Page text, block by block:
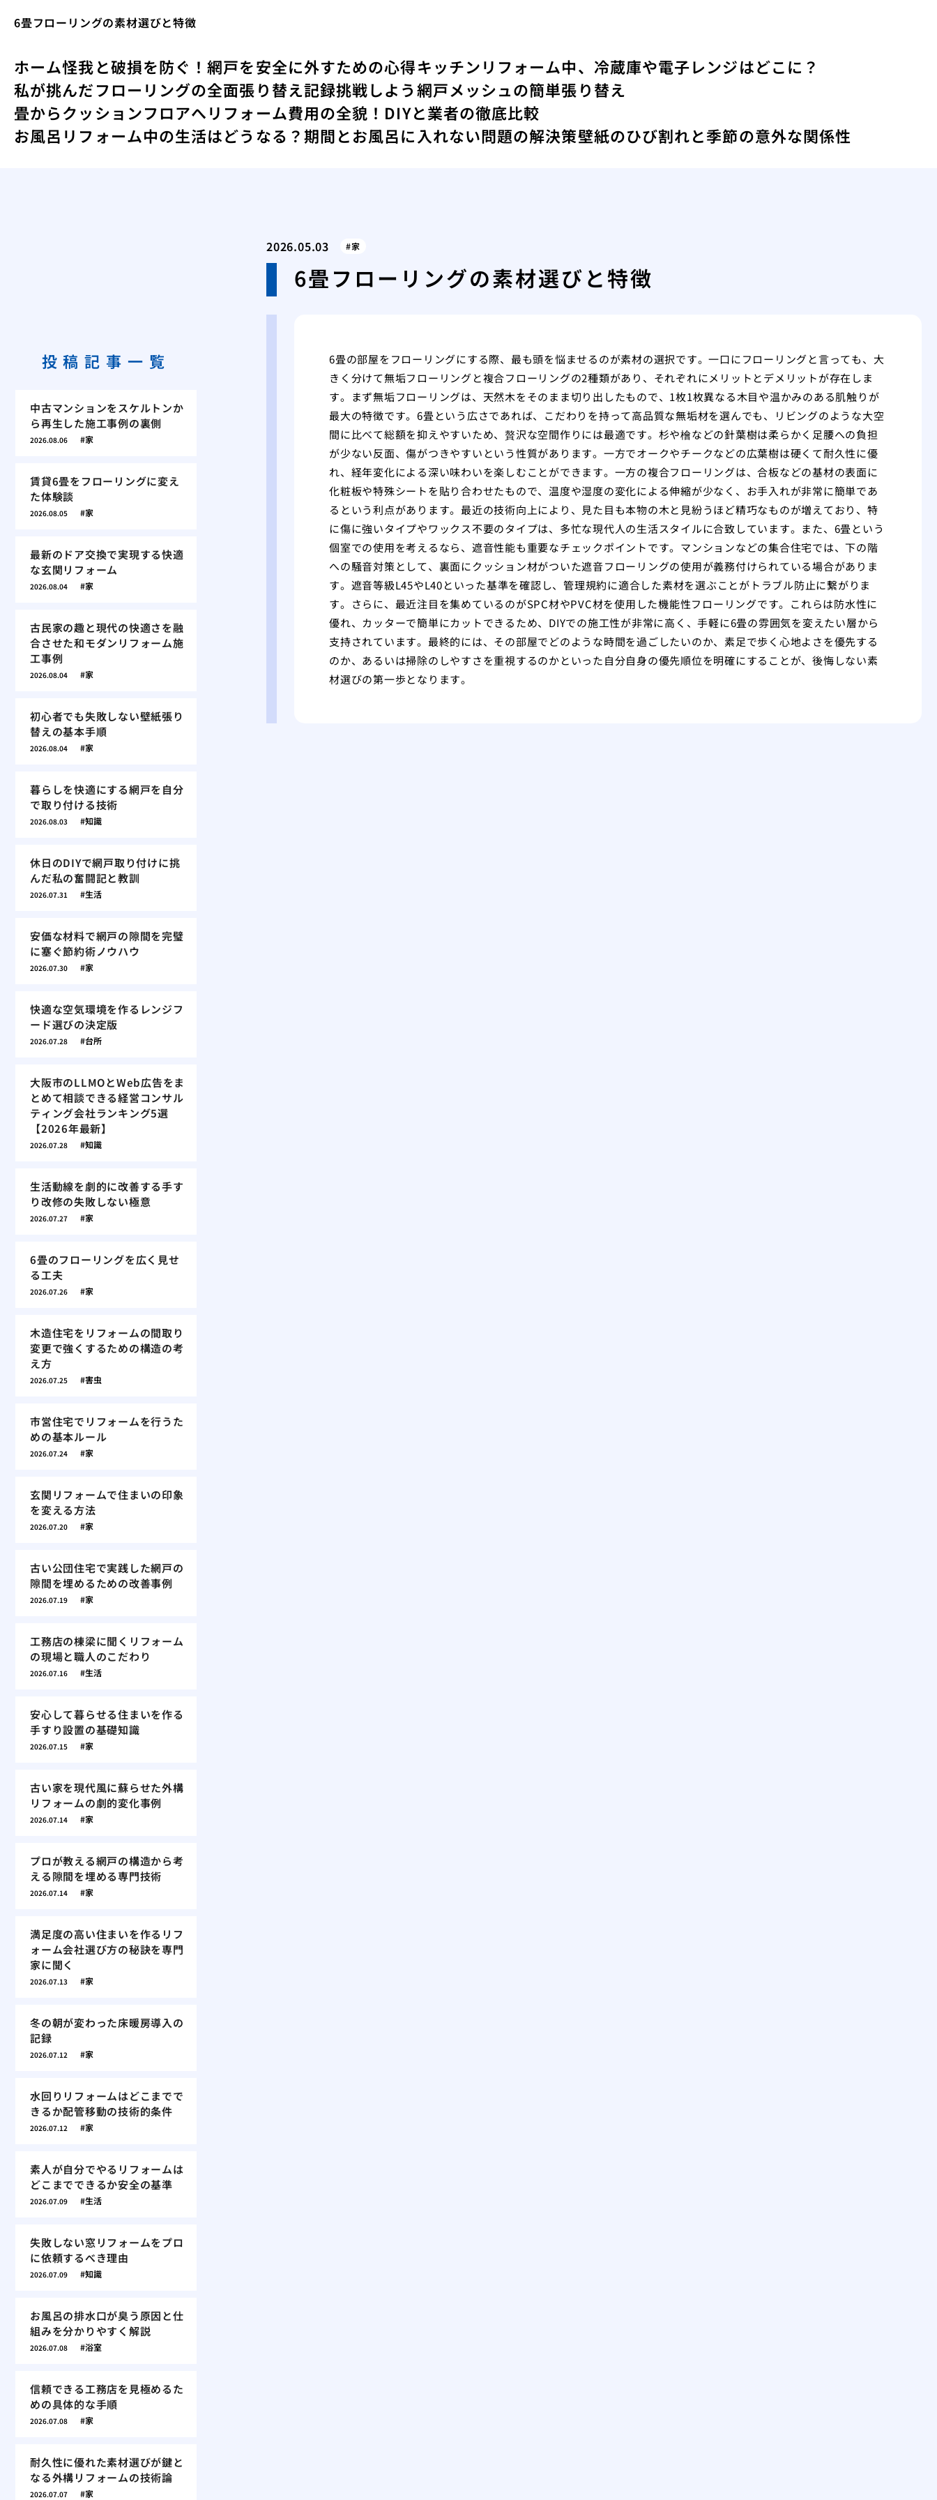
6畳フローリングの素材選びと特徴
ホーム怪我と破損を防ぐ！網戸を安全に外すための心得キッチンリフォーム中、冷蔵庫や電子レンジはどこに？
私が挑んだフローリングの全面張り替え記録挑戦しよう網戸メッシュの簡単張り替え
畳からクッションフロアへリフォーム費用の全貌！DIYと業者の徹底比較
お風呂リフォーム中の生活はどうなる？期間とお風呂に入れない問題の解決策壁紙のひび割れと季節の意外な関係性
2026.05.03 家
6畳フローリングの素材選びと特徴
6畳の部屋をフローリングにする際、最も頭を悩ませるのが素材の選択です。一口にフローリングと言っても、大
きく分けて無垢フローリングと複合フローリングの2種類があり、それぞれにメリットとデメリットが存在しま
す。まず無垢フローリングは、天然木をそのまま切り出したもので、1枚1枚異なる木目や温かみのある肌触りが
最大の特徴です。6畳という広さであれば、こだわりを持って高品質な無垢材を選んでも、リビングのような大空
間に比べて総額を抑えやすいため、贅沢な空間作りには最適です。杉や檜などの針葉樹は柔らかく足腰への負担
が少ない反面、傷がつきやすいという性質があります。一方でオークやチークなどの広葉樹は硬くて耐久性に優
れ、経年変化による深い味わいを楽しむことができます。一方の複合フローリングは、合板などの基材の表面に
化粧板や特殊シートを貼り合わせたもので、温度や湿度の変化による伸縮が少なく、お手入れが非常に簡単であ
るという利点があります。最近の技術向上により、見た目も本物の木と見紛うほど精巧なものが増えており、特
に傷に強いタイプやワックス不要のタイプは、多忙な現代人の生活スタイルに合致しています。また、6畳という
個室での使用を考えるなら、遮音性能も重要なチェックポイントです。マンションなどの集合住宅では、下の階
への騒音対策として、裏面にクッション材がついた遮音フローリングの使用が義務付けられている場合がありま
す。遮音等級L45やL40といった基準を確認し、管理規約に適合した素材を選ぶことがトラブル防止に繋がりま
す。さらに、最近注目を集めているのがSPC材やPVC材を使用した機能性フローリングです。これらは防水性に
優れ、カッターで簡単にカットできるため、DIYでの施工性が非常に高く、手軽に6畳の雰囲気を変えたい層から
支持されています。最終的には、その部屋でどのような時間を過ごしたいのか、素足で歩く心地よさを優先する
のか、あるいは掃除のしやすさを重視するのかといった自分自身の優先順位を明確にすることが、後悔しない素
材選びの第一歩となります。
投稿記事一覧
中古マンションをスケルトンか
ら再生した施工事例の裏側
2026.08.06 家
賃貸6畳をフローリングに変え
た体験談
2026.08.05 家
最新のドア交換で実現する快適
な玄関リフォーム
2026.08.04 家
古民家の趣と現代の快適さを融
合させた和モダンリフォーム施
工事例
2026.08.04 家
初心者でも失敗しない壁紙張り
替えの基本手順
2026.08.04 家
暮らしを快適にする網戸を自分
で取り付ける技術
2026.08.03 知識
休日のDIYで網戸取り付けに挑
んだ私の奮闘記と教訓
2026.07.31 生活
安価な材料で網戸の隙間を完璧
に塞ぐ節約術ノウハウ
2026.07.30 家
快適な空気環境を作るレンジフ
ード選びの決定版
2026.07.28 台所
大阪市のLLMOとWeb広告をま
とめて相談できる経営コンサル
ティング会社ランキング5選
【2026年最新】
2026.07.28 知識
生活動線を劇的に改善する手す
り改修の失敗しない極意
2026.07.27 家
6畳のフローリングを広く見せ
る工夫
2026.07.26 家
木造住宅をリフォームの間取り
変更で強くするための構造の考
え方
2026.07.25 害虫
市営住宅でリフォームを行うた
めの基本ルール
2026.07.24 家
玄関リフォームで住まいの印象
を変える方法
2026.07.20 家
古い公団住宅で実践した網戸の
隙間を埋めるための改善事例
2026.07.19 家
工務店の棟梁に聞くリフォーム
の現場と職人のこだわり
2026.07.16 生活
安心して暮らせる住まいを作る
手すり設置の基礎知識
2026.07.15 家
古い家を現代風に蘇らせた外構
リフォームの劇的変化事例
2026.07.14 家
プロが教える網戸の構造から考
える隙間を埋める専門技術
2026.07.14 家
満足度の高い住まいを作るリフ
ォーム会社選び方の秘訣を専門
家に聞く
2026.07.13 家
冬の朝が変わった床暖房導入の
記録
2026.07.12 家
水回りリフォームはどこまでで
きるか配管移動の技術的条件
2026.07.12 家
素人が自分でやるリフォームは
どこまでできるか安全の基準
2026.07.09 生活
失敗しない窓リフォームをプロ
に依頼するべき理由
2026.07.09 知識
お風呂の排水口が臭う原因と仕
組みを分かりやすく解説
2026.07.08 浴室
信頼できる工務店を見極めるた
めの具体的な手順
2026.07.08 家
耐久性に優れた素材選びが鍵と
なる外構リフォームの技術論
2026.07.07 家